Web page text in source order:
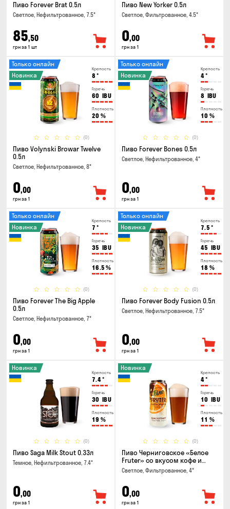
Пиво Forever Brat 0.5л
Светлое, Нефильтрованное, 7.5°
85,50
грн за 1 шт
Пиво New Yorker 0.5л
Светлое, Фильтрованное, 4.5°
0,00
грн за 1
Крепость
8 °
Горечь
60 IBU
Плотность
20 %
(0)
Только онлайн
Новинка
Пиво Volynski Browar Twelve
0.5л
Светлое, Нефильтрованное, 8°
0,00
грн за 1
Крепость
4°
Горечь
8 IBU
Плотность
10 %
(0)
Только онлайн
Новинка
Пиво Forever Bones 0.5л
Светлое, Нефильтрованное, 4°
0,00
грн за 1
Крепость
7 °
Горечь
35 IBU
Плотность
16.5 %
(0)
Только онлайн
Новинка
Пиво Forever The Big Apple
0.5л
Светлое, Нефильтрованное, 7°
0,00
грн за 1
Крепость
7.5 °
Горечь
45 IBU
Плотность
18 %
(0)
Только онлайн
Новинка
Пиво Forever Body Fusion 0.5л
Светлое, Нефильтрованное, 7.5°
0,00
грн за 1
Крепость
7.4°
Горечь
30 IBU
Плотность
19 %
(0)
Новинка
Пиво Saga Milk Stout 0.33л
Темное, Нефильтрованное, 7.4°
0,00
грн за 1
Крепость
4°
Горечь
10 IBU
Плотность
11 %
(0)
Новинка
Пиво Черниговское «Белое
Fruter» со вкусом кофе и
апельсина 0.5 л
Светлое, Фильтрованное, 4°
0,00
грн за 1